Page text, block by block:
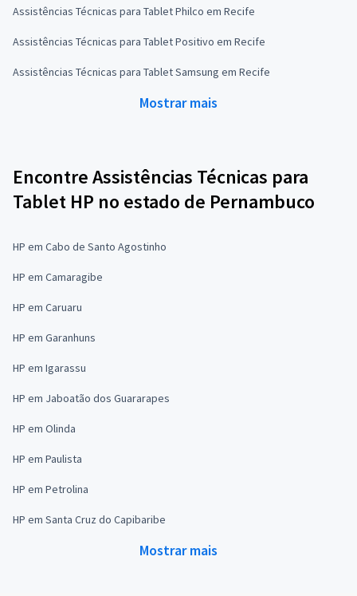
Assistências Técnicas para Tablet Philco em Recife
Assistências Técnicas para Tablet Positivo em Recife
Assistências Técnicas para Tablet Samsung em Recife
Mostrar mais
Encontre Assistências Técnicas para
Tablet HP no estado de Pernambuco
HP em Cabo de Santo Agostinho
HP em Camaragibe
HP em Caruaru
HP em Garanhuns
HP em Igarassu
HP em Jaboatão dos Guararapes
HP em Olinda
HP em Paulista
HP em Petrolina
HP em Santa Cruz do Capibaribe
Mostrar mais